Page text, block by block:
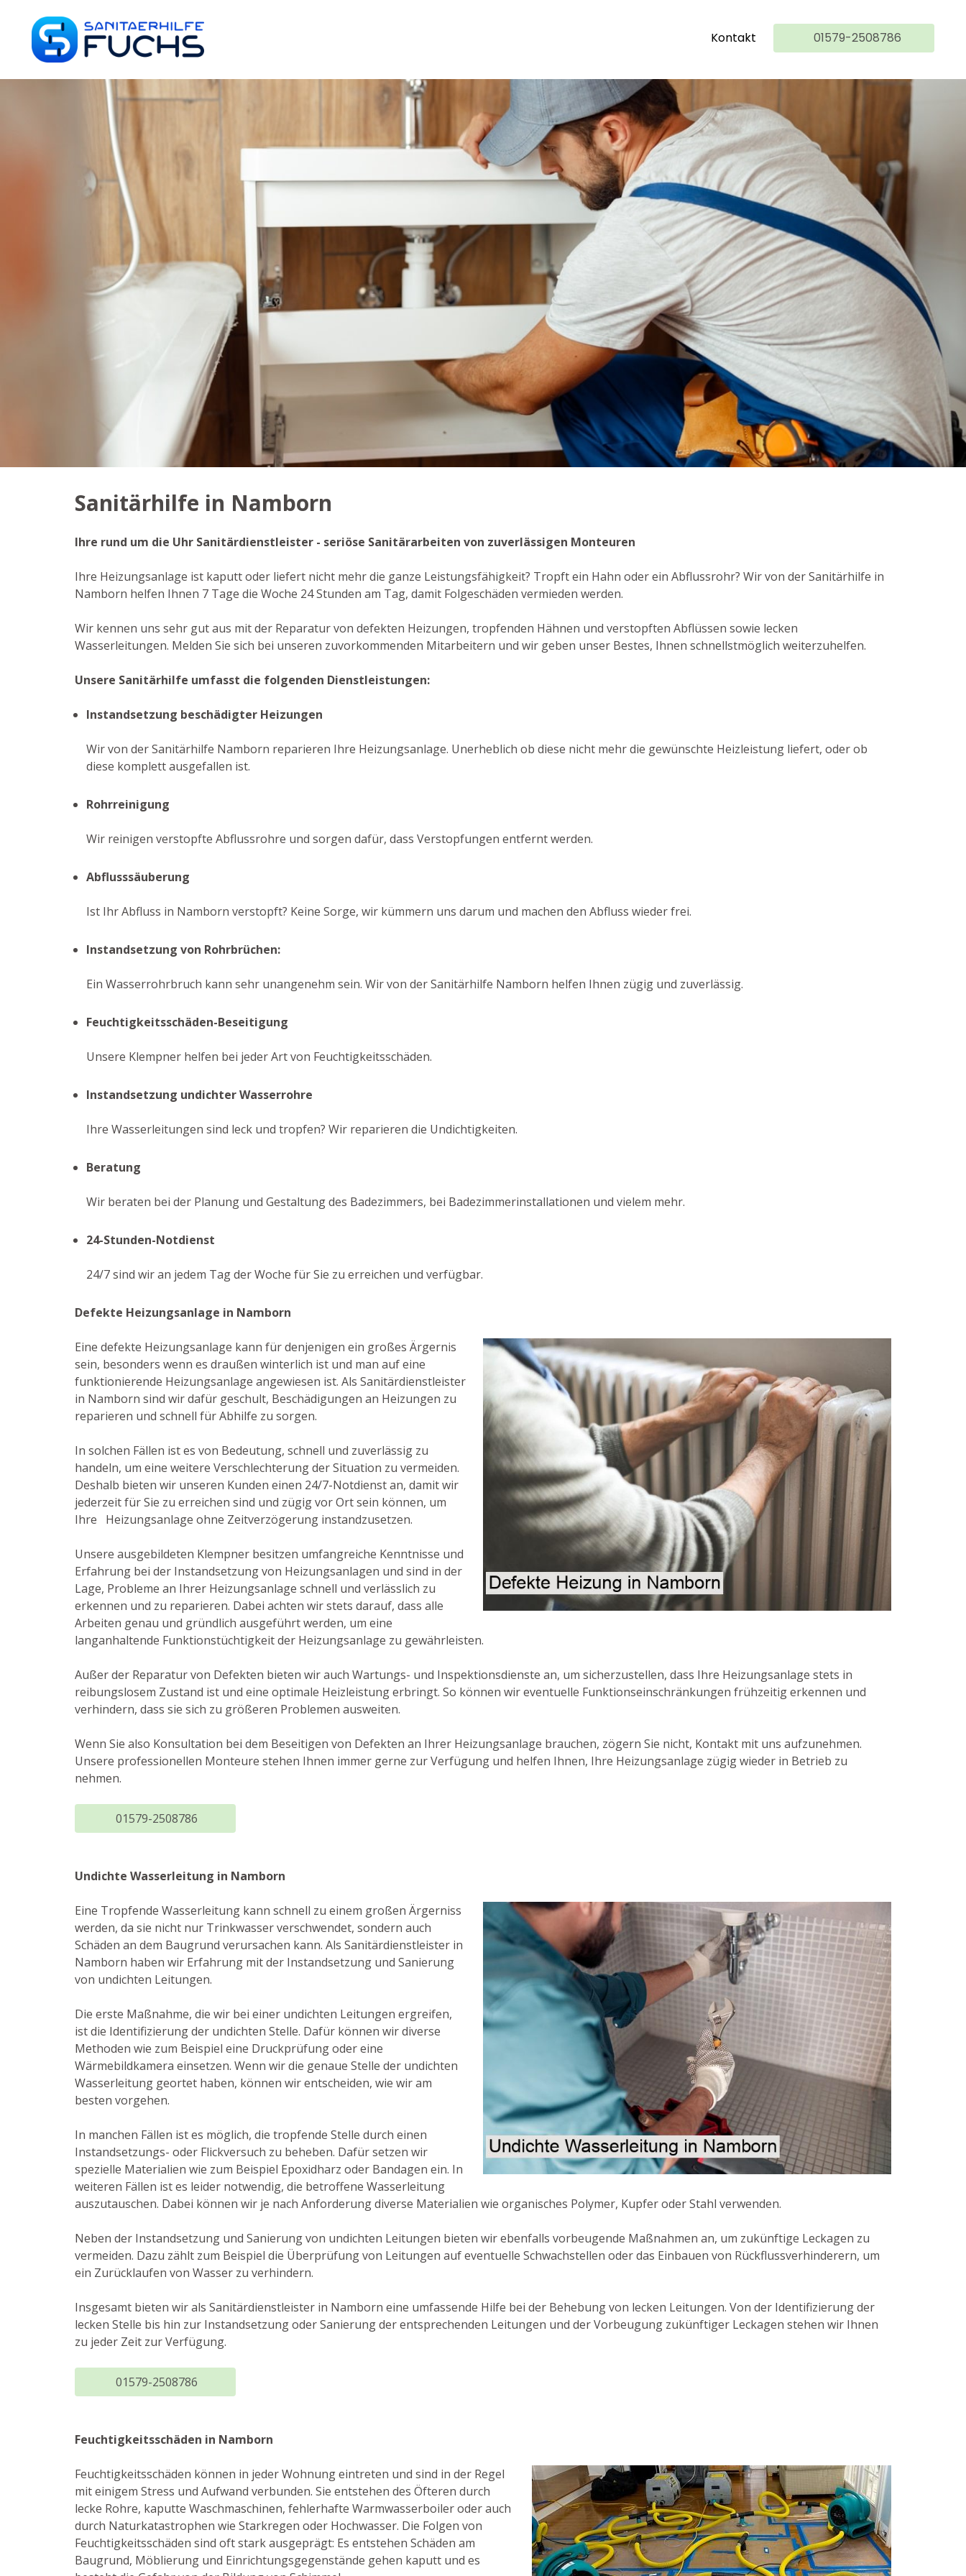
Kontakt 01579-2508786
Sanitärhilfe in Namborn
Ihre rund um die Uhr Sanitärdienstleister - seriöse Sanitärarbeiten von zuverlässigen Monteuren
Ihre Heizungsanlage ist kaputt oder liefert nicht mehr die ganze Leistungsfähigkeit? Tropft ein Hahn oder ein Abflussrohr? Wir von der Sanitärhilfe in
Namborn helfen Ihnen 7 Tage die Woche 24 Stunden am Tag, damit Folgeschäden vermieden werden.
Wir kennen uns sehr gut aus mit der Reparatur von defekten Heizungen, tropfenden Hähnen und verstopften Abflüssen sowie lecken
Wasserleitungen. Melden Sie sich bei unseren zuvorkommenden Mitarbeitern und wir geben unser Bestes, Ihnen schnellstmöglich weiterzuhelfen.
Unsere Sanitärhilfe umfasst die folgenden Dienstleistungen:
Instandsetzung beschädigter Heizungen
Wir von der Sanitärhilfe Namborn reparieren Ihre Heizungsanlage. Unerheblich ob diese nicht mehr die gewünschte Heizleistung liefert, oder ob
diese komplett ausgefallen ist.
Rohrreinigung
Wir reinigen verstopfte Abflussrohre und sorgen dafür, dass Verstopfungen entfernt werden.
Abflusssäuberung
Ist Ihr Abfluss in Namborn verstopft? Keine Sorge, wir kümmern uns darum und machen den Abfluss wieder frei.
Instandsetzung von Rohrbrüchen:
Ein Wasserrohrbruch kann sehr unangenehm sein. Wir von der Sanitärhilfe Namborn helfen Ihnen zügig und zuverlässig.
Feuchtigkeitsschäden-Beseitigung
Unsere Klempner helfen bei jeder Art von Feuchtigkeitsschäden.
Instandsetzung undichter Wasserrohre
Ihre Wasserleitungen sind leck und tropfen? Wir reparieren die Undichtigkeiten.
Beratung
Wir beraten bei der Planung und Gestaltung des Badezimmers, bei Badezimmerinstallationen und vielem mehr.
24-Stunden-Notdienst
24/7 sind wir an jedem Tag der Woche für Sie zu erreichen und verfügbar.
Defekte Heizungsanlage in Namborn
Eine defekte Heizungsanlage kann für denjenigen ein großes Ärgernis
sein, besonders wenn es draußen winterlich ist und man auf eine
funktionierende Heizungsanlage angewiesen ist. Als Sanitärdienstleister
in Namborn sind wir dafür geschult, Beschädigungen an Heizungen zu
reparieren und schnell für Abhilfe zu sorgen.
In solchen Fällen ist es von Bedeutung, schnell und zuverlässig zu
handeln, um eine weitere Verschlechterung der Situation zu vermeiden.
Deshalb bieten wir unseren Kunden einen 24/7-Notdienst an, damit wir
jederzeit für Sie zu erreichen sind und zügig vor Ort sein können, um
Ihre Heizungsanlage ohne Zeitverzögerung instandzusetzen.
Unsere ausgebildeten Klempner besitzen umfangreiche Kenntnisse und
Erfahrung bei der Instandsetzung von Heizungsanlagen und sind in der
Lage, Probleme an Ihrer Heizungsanlage schnell und verlässlich zu
erkennen und zu reparieren. Dabei achten wir stets darauf, dass alle
Arbeiten genau und gründlich ausgeführt werden, um eine
langanhaltende Funktionstüchtigkeit der Heizungsanlage zu gewährleisten.
Außer der Reparatur von Defekten bieten wir auch Wartungs- und Inspektionsdienste an, um sicherzustellen, dass Ihre Heizungsanlage stets in
reibungslosem Zustand ist und eine optimale Heizleistung erbringt. So können wir eventuelle Funktionseinschränkungen frühzeitig erkennen und
verhindern, dass sie sich zu größeren Problemen ausweiten.
Wenn Sie also Konsultation bei dem Beseitigen von Defekten an Ihrer Heizungsanlage brauchen, zögern Sie nicht, Kontakt mit uns aufzunehmen.
Unsere professionellen Monteure stehen Ihnen immer gerne zur Verfügung und helfen Ihnen, Ihre Heizungsanlage zügig wieder in Betrieb zu
nehmen.
01579-2508786
Undichte Wasserleitung in Namborn
Eine Tropfende Wasserleitung kann schnell zu einem großen Ärgerniss
werden, da sie nicht nur Trinkwasser verschwendet, sondern auch
Schäden an dem Baugrund verursachen kann. Als Sanitärdienstleister in
Namborn haben wir Erfahrung mit der Instandsetzung und Sanierung
von undichten Leitungen.
Die erste Maßnahme, die wir bei einer undichten Leitungen ergreifen,
ist die Identifizierung der undichten Stelle. Dafür können wir diverse
Methoden wie zum Beispiel eine Druckprüfung oder eine
Wärmebildkamera einsetzen. Wenn wir die genaue Stelle der undichten
Wasserleitung geortet haben, können wir entscheiden, wie wir am
besten vorgehen.
In manchen Fällen ist es möglich, die tropfende Stelle durch einen
Instandsetzungs- oder Flickversuch zu beheben. Dafür setzen wir
spezielle Materialien wie zum Beispiel Epoxidharz oder Bandagen ein. In
weiteren Fällen ist es leider notwendig, die betroffene Wasserleitung
auszutauschen. Dabei können wir je nach Anforderung diverse Materialien wie organisches Polymer, Kupfer oder Stahl verwenden.
Neben der Instandsetzung und Sanierung von undichten Leitungen bieten wir ebenfalls vorbeugende Maßnahmen an, um zukünftige Leckagen zu
vermeiden. Dazu zählt zum Beispiel die Überprüfung von Leitungen auf eventuelle Schwachstellen oder das Einbauen von Rückflussverhinderern, um
ein Zurücklaufen von Wasser zu verhindern.
Insgesamt bieten wir als Sanitärdienstleister in Namborn eine umfassende Hilfe bei der Behebung von lecken Leitungen. Von der Identifizierung der
lecken Stelle bis hin zur Instandsetzung oder Sanierung der entsprechenden Leitungen und der Vorbeugung zukünftiger Leckagen stehen wir Ihnen
zu jeder Zeit zur Verfügung.
01579-2508786
Feuchtigkeitsschäden in Namborn
Feuchtigkeitsschäden können in jeder Wohnung eintreten und sind in der Regel
mit einigem Stress und Aufwand verbunden. Sie entstehen des Öfteren durch
lecke Rohre, kaputte Waschmaschinen, fehlerhafte Warmwasserboiler oder auch
durch Naturkatastrophen wie Starkregen oder Hochwasser. Die Folgen von
Feuchtigkeitsschäden sind oft stark ausgeprägt: Es entstehen Schäden am
Baugrund, Möblierung und Einrichtungsgegenstände gehen kaputt und es